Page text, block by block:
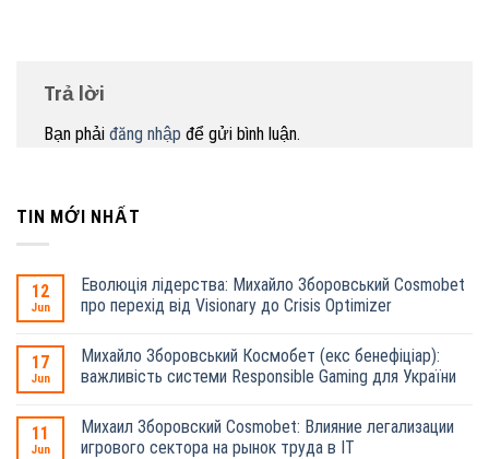
Trả lời
Bạn phải đăng nhập để gửi bình luận.
TIN MỚI NHẤT
12
Jun
Еволюція лідерства: Михайло Зборовський Cosmobet
про перехід від Visionary до Crisis Optimizer
17
Jun
Михайло Зборовський Космобет (екс бенефіціар):
важливість системи Responsible Gaming для України
11
Jun
Михаил Зборовский Cosmobet: Влияние легализации
игрового сектора на рынок труда в IT